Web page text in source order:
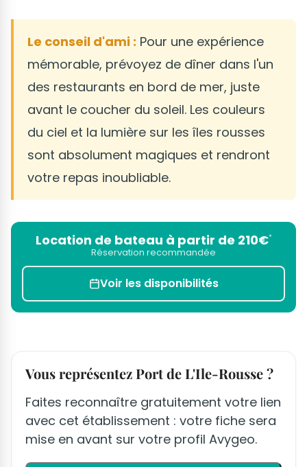
Le conseil d'ami : Pour une expérience
mémorable, prévoyez de dîner dans l'un
des restaurants en bord de mer, juste
avant le coucher du soleil. Les couleurs
du ciel et la lumière sur les îles rousses
sont absolument magiques et rendront
votre repas inoubliable.
Location de bateau à partir de 210€*
Réservation recommandée
Voir les disponibilités
Vous représentez Port de L'Ile-Rousse ?
Faites reconnaître gratuitement votre lien
avec cet établissement : votre fiche sera
mise en avant sur votre profil Avygeo.